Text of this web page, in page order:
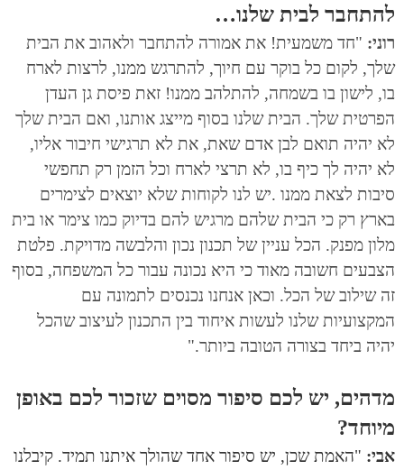
להתחבר לבית שלנו…
רוני: "חד משמעית! את אמורה להתחבר ולאהוב את הבית
שלך, לקום כל בוקר עם חיוך, להתרגש ממנו, לרצות לארח
בו, לישון בו בשמחה, להתלהב ממנו! זאת פיסת גן העדן
הפרטית שלך. הבית שלנו בסוף מייצג אותנו, ואם הבית שלך
לא יהיה תואם לבן אדם שאת, את לא תרגישי חיבור אליו,
לא יהיה לך כיף בו, לא תרצי לארח וכל הזמן רק תחפשי
סיבות לצאת ממנו .יש לנו לקוחות שלא יוצאים לצימרים
בארץ רק כי הבית שלהם מרגיש להם בדיוק כמו צימר או בית
מלון מפנק. הכל עניין של תכנון נכון והלבשה מדויקת. פלטת
הצבעים חשובה מאוד כי היא נכונה עבור כל המשפחה, בסוף
זה שילוב של הכל. וכאן אנחנו נכנסים לתמונה עם
המקצועיות שלנו לעשות איחוד בין התכנון לעיצוב שהכל
יהיה ביחד בצורה הטובה ביותר."
מדהים, יש לכם סיפור מסוים שזכור לכם באופן
מיוחד?
אבי: "האמת שכן, יש סיפור אחד שהולך איתנו תמיד. קיבלנו